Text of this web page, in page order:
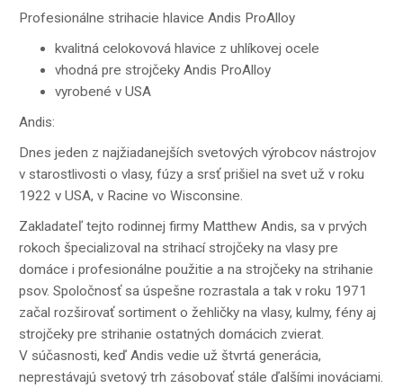
Profesionálne strihacie hlavice Andis ProAlloy
kvalitná celokovová hlavice z uhlíkovej ocele
vhodná pre strojčeky Andis ProAlloy
vyrobené v USA
Andis:
Dnes jeden z najžiadanejších svetových výrobcov nástrojov
v starostlivosti o vlasy, fúzy a srsť prišiel na svet už v roku
1922 v USA, v Racine vo Wisconsine.
Zakladateľ tejto rodinnej firmy Matthew Andis, sa v prvých
rokoch špecializoval na strihací strojčeky na vlasy pre
domáce i profesionálne použitie a na strojčeky na strihanie
psov. Spoločnosť sa úspešne rozrastala a tak v roku 1971
začal rozširovať sortiment o žehličky na vlasy, kulmy, fény aj
strojčeky pre strihanie ostatných domácich zvierat.
V súčasnosti, keď Andis vedie už štvrtá generácia,
neprestávajú svetový trh zásobovať stále ďalšími inováciami.